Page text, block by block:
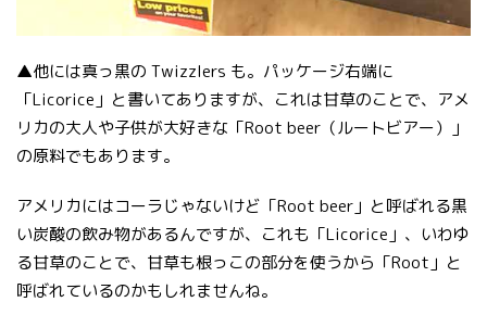
▲他には真っ黒の Twizzlers も。パッケージ右端に
「Licorice」と書いてありますが、これは甘草のことで、アメ
リカの大人や子供が大好きな「Root beer（ルートビアー）」
の原料でもあります。
アメリカにはコーラじゃないけど「Root beer」と呼ばれる黒
い炭酸の飲み物があるんですが、これも「Licorice」、いわゆ
る甘草のことで、甘草も根っこの部分を使うから「Root」と
呼ばれているのかもしれませんね。